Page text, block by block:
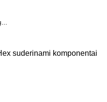
suderinami komponentai